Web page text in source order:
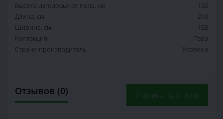
Высота изголовья от пола, см
102
Длина, см
210
Ширина, см
103
Коллекция
Гера
Страна-производитель
Украина
Отзывов (0) Написать отзыв